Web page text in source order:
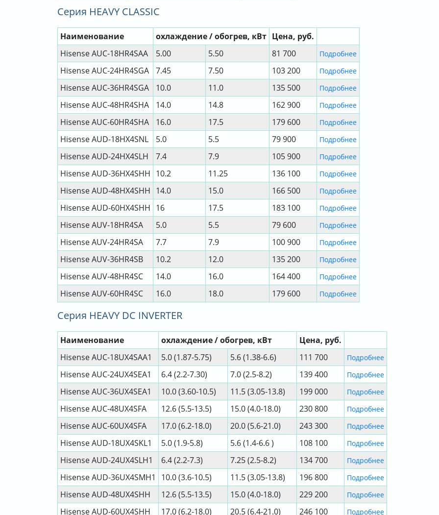
Серия HEAVY CLASSIC
Наименование охлаждение / обогрев, кВт Цена, руб.
Hisense AUC-18HR4SAA
5.00 5.50 81 700 Подробнее
Hisense AUC-24HR4SGA 7.45 7.50 103 200 Подробнее
Hisense AUC-36HR4SGA 10.0 11.0 135 500 Подробнее
Hisense AUC-48HR4SHA 14.0 14.8 162 900 Подробнее
Hisense AUC-60HR4SHА 16.0 17.5 179 600 Подробнее
Hisense AUD-18HX4SNL 5.0 5.5 79 900 Подробнее
Hisense AUD-24HX4SLH 7.4 7.9 105 900 Подробнее
Hisense AUD-36HX4SHH 10.2 11.25 136 100 Подробнее
Hisense AUD-48HX4SHH 14.0 15.0 166 500 Подробнее
Hisense AUD-60HX4SHH 16 17.5 183 100 Подробнее
Hisense AUV-18HR4SA 5.0 5.5 79 600 Подробнее
Hisense AUV-24HR4SA 7.7 7.9 100 900 Подробнее
Hisense AUV-36HR4SB 10.2 12.0 135 200 Подробнее
Hisense AUV-48HR4SC 14.0 16.0 164 400 Подробнее
Hisense AUV-60HR4SC 16.0 18.0 179 600 Подробнее
Серия HEAVY DC INVERTER
Наименование охлаждение / обогрев, кВт
Цена, руб.
Hisense AUC-18UX4SAA1
5.0 (1.87-5.75) 5.6 (1.38-6.6) 111 700 Подробнее
Hisense AUC-24UX4SEA1 6.4 (2.2-7.30) 7.0 (2.5-8.2) 139 400 Подробнее
Hisense AUC-36UX4SEA1 10.0 (3.60-10.5) 11.5 (3.05-13.8) 199 000 Подробнее
Hisense AUC-48UX4SFA 12.6 (5.5-13.5) 15.0 (4.0-18.0) 230 800 Подробнее
Hisense AUC-60UX4SFA 17.0 (6.2-18.0) 20.0 (5.6-21.0) 243 300 Подробнее
Hisense AUD-18UX4SKL1 5.0 (1.9-5.8) 5.6 (1.4-6.6 ) 108 100 Подробнее
Hisense AUD-24UX4SLH1 6.4 (2.2-7.3) 7.25 (2.5-8.2) 134 700 Подробнее
Hisense AUD-36UX4SMH1 10.0 (3.6-10.5) 11.5 (3.05-13.8) 196 800 Подробнее
Hisense AUD-48UX4SHH 12.6 (5.5-13.5) 15.0 (4.0-18.0) 229 200 Подробнее
Hisense AUD-60UX4SHH 17.0 (6.2-18.0) 20.5 (6.4-21.0) 246 100 Подробнее